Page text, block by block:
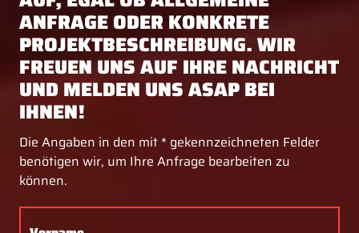
ANFRAGE ODER KONKRETE
PROJEKTBESCHREIBUNG. WIR
FREUEN UNS AUF IHRE NACHRICHT
UND MELDEN UNS ASAP BEI
IHNEN!
Die Angaben in den mit * gekennzeichneten Felder
benötigen wir, um Ihre Anfrage bearbeiten zu
können.